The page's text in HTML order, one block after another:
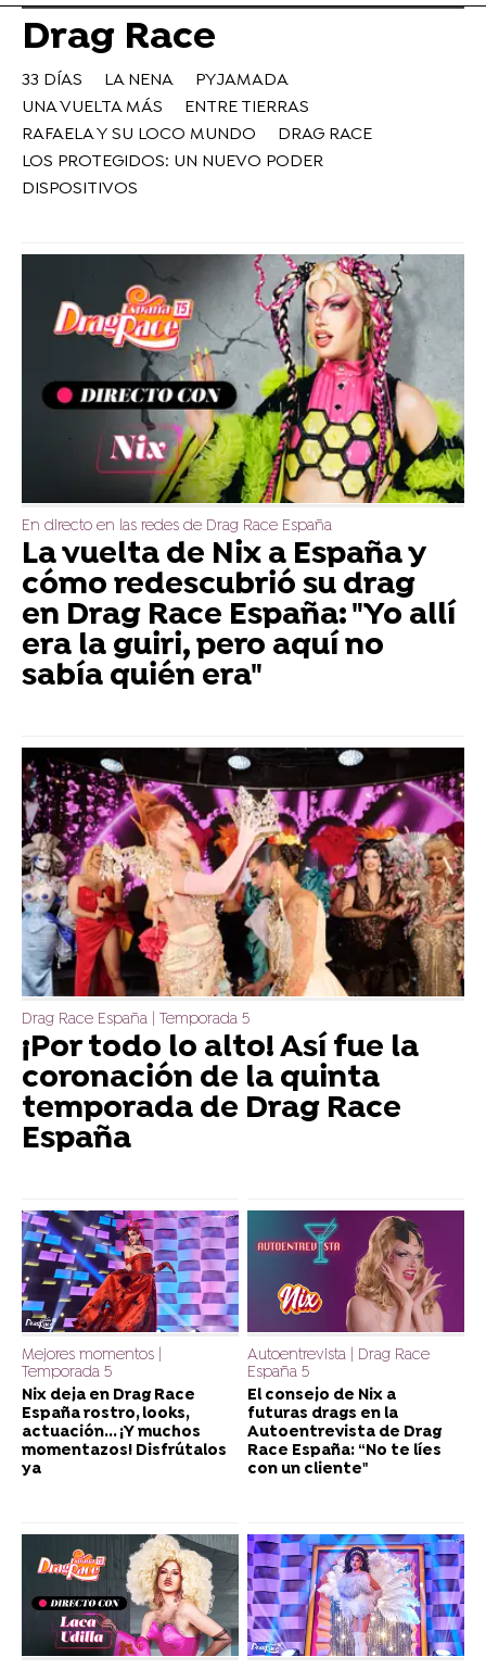
Drag Race
33 DÍAS LA NENA
PYJAMADA
UNA VUELTA MÁS
ENTRE TIERRAS
RAFAELA Y SU LOCO MUNDO
DRAG RACE
LOS PROTEGIDOS: UN NUEVO PODER
DISPOSITIVOS
En directo en las redes de Drag Race España
La vuelta de Nix a España y
cómo redescubrió su drag
en Drag Race España: "Yo allí
era la guiri, pero aquí no
sabía quién era"
Drag Race España | Temporada 5
¡Por todo lo alto! Así fue la
coronación de la quinta
temporada de Drag Race
España
Mejores momentos |
Temporada 5
Nix deja en Drag Race
España rostro, looks,
actuación... ¡Y muchos
momentazos! Disfrútalos
ya
Autoentrevista | Drag Race
España 5
El consejo de Nix a
futuras drags en la
Autoentrevista de Drag
Race España: “No te líes
con un cliente"